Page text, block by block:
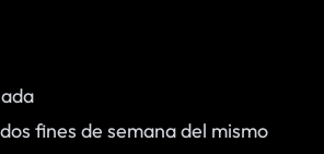
fines de semana del mismo